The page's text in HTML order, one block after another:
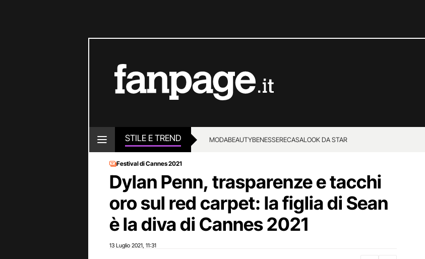
STILE E TREND MODABEAUTYBENESSERECASALOOK DA STAR
Festival di Cannes 2021
Dylan Penn, trasparenze e tacchi
oro sul red carpet: la figlia di Sean
è la diva di Cannes 2021
13 Luglio 2021 11:31